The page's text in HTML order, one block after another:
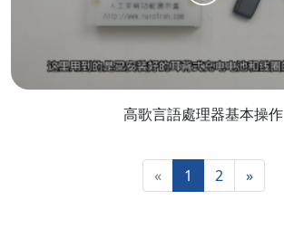
高歌言語處理器基本操作
« 1 2 »